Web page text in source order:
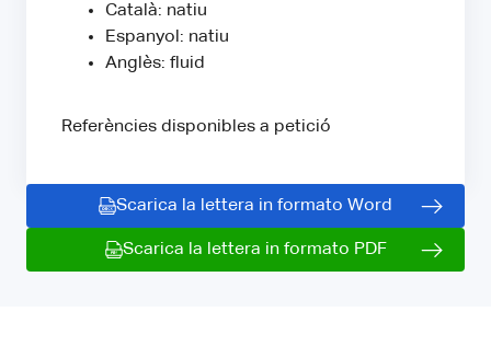
Català: natiu
Espanyol: natiu
Anglès: fluid
Referències disponibles a petició
Scarica la lettera in formato Word
Scarica la lettera in formato PDF